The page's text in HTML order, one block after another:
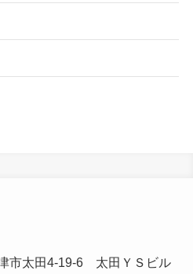
市太田4-19-6 太田ＹＳビル